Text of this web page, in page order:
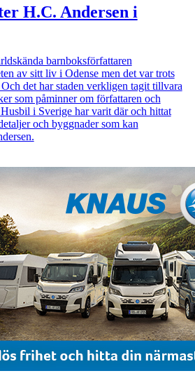
H.C. Andersen i
barnboksförfattaren
av sitt liv i Odense men det var trots
det har staden verkligen tagit tillvara
som påminner om författaren och
i Sverige har varit där och hittat
och byggnader som kan